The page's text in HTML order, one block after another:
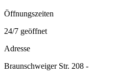
Öffnungszeiten
24/7 geöffnet
Adresse
Braunschweiger Str. 208 -